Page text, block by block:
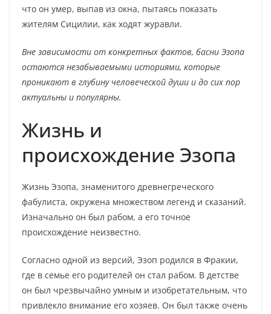
что он умер, выпав из окна, пытаясь показать
жителям Сицилии, как ходят журавли.
Вне зависимости от конкретных фактов, басни Эзопа
остаются незабываемыми историями, которые
проникают в глубину человеческой души и до сих пор
актуальны и популярны.
Жизнь и
происхождение Эзопа
Жизнь Эзопа, знаменитого древнегреческого
фабулиста, окружена множеством легенд и сказаний.
Изначально он был рабом, а его точное
происхождение неизвестно.
Согласно одной из версий, Эзоп родился в Фракии,
где в семье его родителей он стал рабом. В детстве
он был чрезвычайно умным и изобретательным, что
привлекло внимание его хозяев. Он был также очень